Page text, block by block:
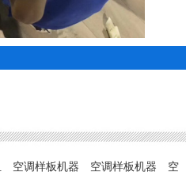
空调样板机器 空调样板机器
空